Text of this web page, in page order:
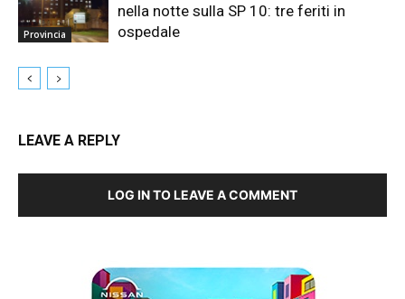
Provincia
nella notte sulla SP 10: tre feriti in
ospedale
LEAVE A REPLY
LOG IN TO LEAVE A COMMENT